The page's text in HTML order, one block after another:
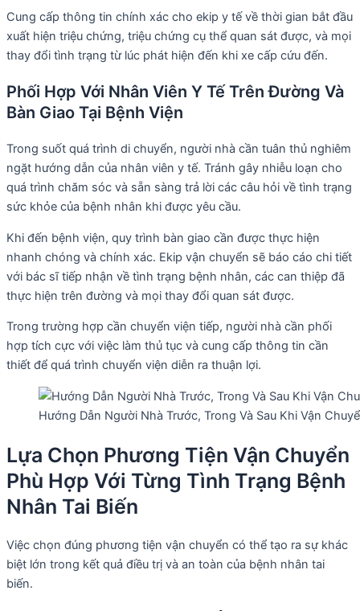
Cung cấp thông tin chính xác cho ekip y tế về thời gian bắt đầu
xuất hiện triệu chứng, triệu chứng cụ thể quan sát được, và mọi
thay đổi tình trạng từ lúc phát hiện đến khi xe cấp cứu đến.
Phối Hợp Với Nhân Viên Y Tế Trên Đường Và
Bàn Giao Tại Bệnh Viện
Trong suốt quá trình di chuyển, người nhà cần tuân thủ nghiêm
ngặt hướng dẫn của nhân viên y tế. Tránh gây nhiễu loạn cho
quá trình chăm sóc và sẵn sàng trả lời các câu hỏi về tình trạng
sức khỏe của bệnh nhân khi được yêu cầu.
Khi đến bệnh viện, quy trình bàn giao cần được thực hiện
nhanh chóng và chính xác. Ekip vận chuyển sẽ báo cáo chi tiết
với bác sĩ tiếp nhận về tình trạng bệnh nhân, các can thiệp đã
thực hiện trên đường và mọi thay đổi quan sát được.
Trong trường hợp cần chuyển viện tiếp, người nhà cần phối
hợp tích cực với việc làm thủ tục và cung cấp thông tin cần
thiết để quá trình chuyển viện diễn ra thuận lợi.
Hướng Dẫn Người Nhà Trước, Trong Và Sau Khi Vận
Lựa Chọn Phương Tiện Vận Chuyển
Phù Hợp Với Từng Tình Trạng Bệnh
Nhân Tai Biến
Việc chọn đúng phương tiện vận chuyển có thể tạo ra sự khác
biệt lớn trong kết quả điều trị và an toàn của bệnh nhân tai
biến.